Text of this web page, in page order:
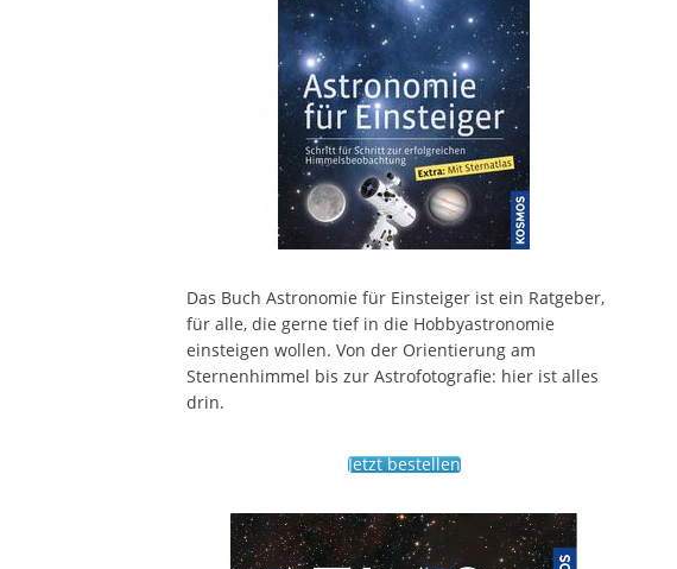
Das Buch Astronomie für Einsteiger ist ein Ratgeber,
für alle, die gerne tief in die Hobbyastronomie
einsteigen wollen. Von der Orientierung am
Sternenhimmel bis zur Astrofotografie: hier ist alles
drin.
Jetzt bestellen